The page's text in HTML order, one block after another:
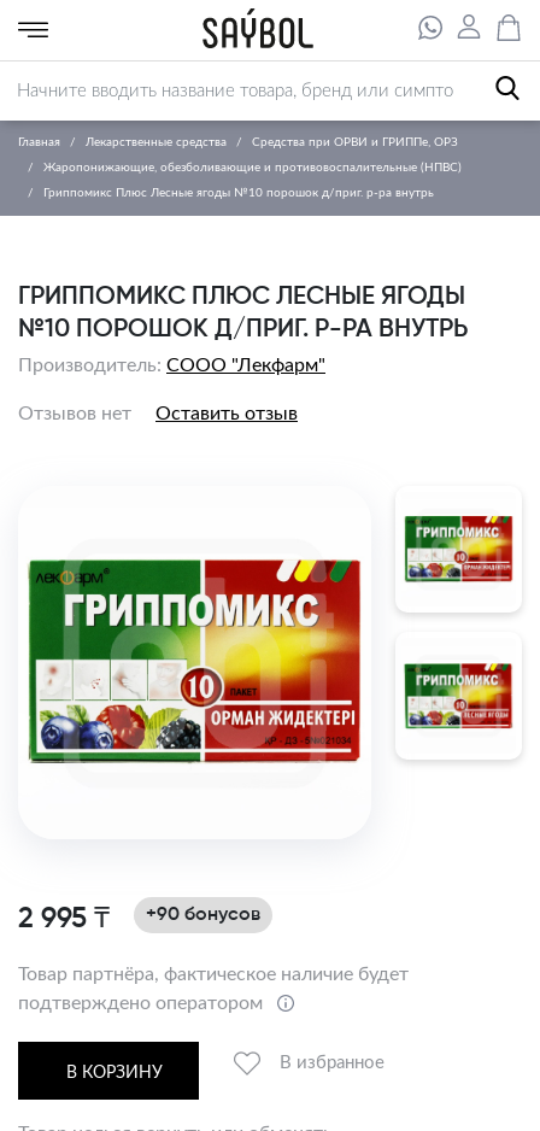
Главная Лекарственные средства Средства при ОРВИ и ГРИППе, ОРЗ
Жаропонижающие, обезболивающие и противовоспалительные (НПВС)
Гриппомикс Плюс Лесные ягоды №10 порошок д/приг. р-ра внутрь
ГРИППОМИКС ПЛЮС ЛЕСНЫЕ ЯГОДЫ
№10 ПОРОШОК Д/ПРИГ. Р-РА ВНУТРЬ
Производитель: СООО "Лекфарм"
Отзывов нет Оставить отзыв
2 995 ₸ +90 бонусов
Товар партнёра, фактическое наличие будет
подтверждено оператором
В КОРЗИНУ
В избранное